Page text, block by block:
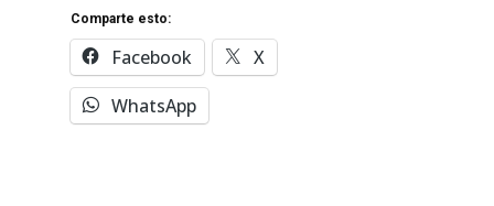
Comparte esto:
Facebook
X
WhatsApp